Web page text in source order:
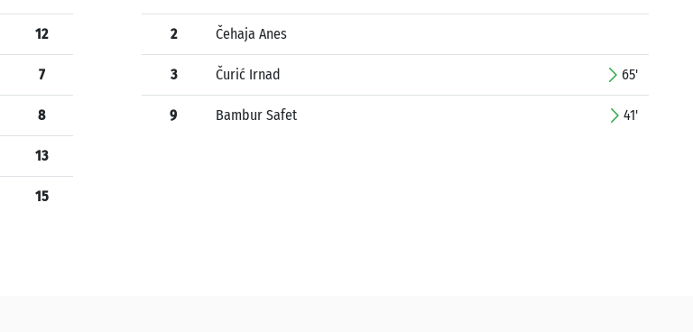
12
7
8
13
15
2 Čehaja Anes
3 Čurić Irnad 65'
9 Bambur Safet 41'